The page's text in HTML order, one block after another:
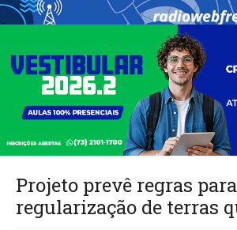
Projeto prevê regras para
regularização de terras